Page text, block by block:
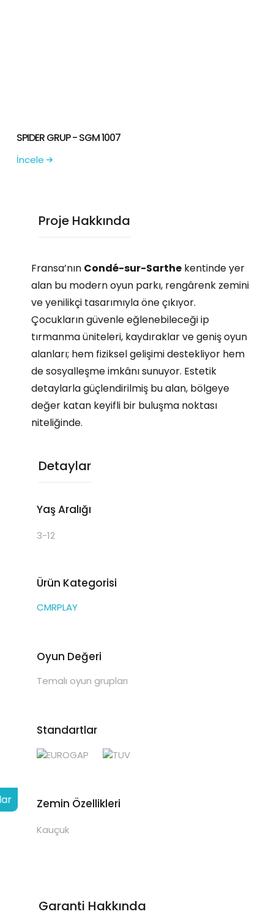
SPIDER GRUP - SGM 1007
İncele
Proje Hakkında
Fransa’nın Condé-sur-Sarthe kentinde yer
alan bu modern oyun parkı, rengârenk zemini
ve yenilikçi tasarımıyla öne çıkıyor.
Çocukların güvenle eğlenebileceği ip
tırmanma üniteleri, kaydıraklar ve geniş oyun
alanları; hem fiziksel gelişimi destekliyor hem
de sosyalleşme imkânı sunuyor. Estetik
detaylarla güçlendirilmiş bu alan, bölgeye
değer katan keyifli bir buluşma noktası
niteliğinde.
Detaylar
Yaş Aralığı
3-12
Ürün Kategorisi
CMRPLAY
Oyun Değeri
Temalı oyun grupları
Standartlar
Zemin Özellikleri
Kauçuk
Garanti Hakkında